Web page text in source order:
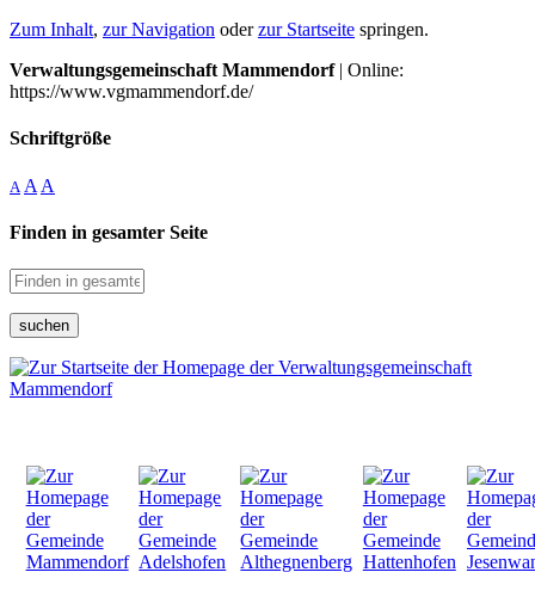
Zum Inhalt, zur Navigation oderzur Startseite springen.
Verwaltungsgemeinschaft Mammendorf| Online:
https://www.vgmammendorf.de/
Schriftgröße
A A A
Finden in gesamter Seite
suchen